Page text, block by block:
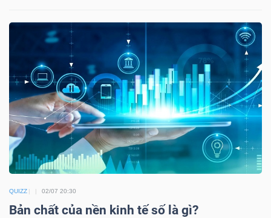
QUIZZ 02/07 20:30
Bản chất của nền kinh tế số là gì?
CÁ
NHÂN
TÍCH